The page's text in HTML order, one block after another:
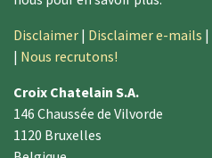
Disclaimer | Disclaimer e-mails |
| Nous recrutons!
Croix Chatelain S.A.
146 Chaussée de Vilvorde
1120 Bruxelles